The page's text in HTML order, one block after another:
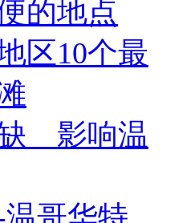
的地点
区10个最
影响温